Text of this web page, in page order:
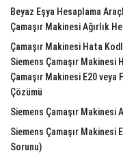
Beyaz Eşya Hesaplama
Çamaşır Makinesi Ağırlık
Çamaşır Makinesi Hata
Siemens Çamaşır Makinesi
Çamaşır Makinesi E20 veya
Çözümü
Siemens Çamaşır Makinesi
Siemens Çamaşır Makinesi
Sorunu)